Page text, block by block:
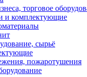
торговое
и комплектующие
сырьё
пожаротушения